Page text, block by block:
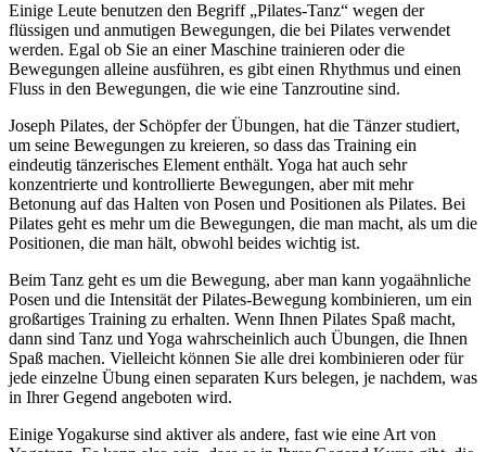
Einige Leute benutzen den Begriff „Pilates-Tanz“ wegen der
flüssigen und anmutigen Bewegungen, die bei Pilates verwendet
werden. Egal ob Sie an einer Maschine trainieren oder die
Bewegungen alleine ausführen, es gibt einen Rhythmus und einen
Fluss in den Bewegungen, die wie eine Tanzroutine sind.
Joseph Pilates, der Schöpfer der Übungen, hat die Tänzer studiert,
um seine Bewegungen zu kreieren, so dass das Training ein
eindeutig tänzerisches Element enthält. Yoga hat auch sehr
konzentrierte und kontrollierte Bewegungen, aber mit mehr
Betonung auf das Halten von Posen und Positionen als Pilates. Bei
Pilates geht es mehr um die Bewegungen, die man macht, als um die
Positionen, die man hält, obwohl beides wichtig ist.
Beim Tanz geht es um die Bewegung, aber man kann yogaähnliche
Posen und die Intensität der Pilates-Bewegung kombinieren, um ein
großartiges Training zu erhalten. Wenn Ihnen Pilates Spaß macht,
dann sind Tanz und Yoga wahrscheinlich auch Übungen, die Ihnen
Spaß machen. Vielleicht können Sie alle drei kombinieren oder für
jede einzelne Übung einen separaten Kurs belegen, je nachdem, was
in Ihrer Gegend angeboten wird.
Einige Yogakurse sind aktiver als andere, fast wie eine Art von